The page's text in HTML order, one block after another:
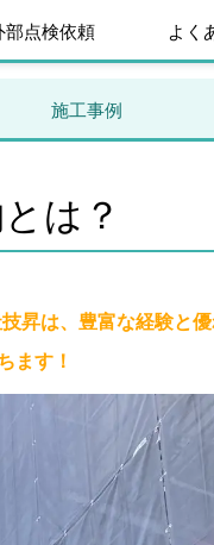
部点検依頼 よく
施工事例
は？
昇は、豊富な経験と
ます！